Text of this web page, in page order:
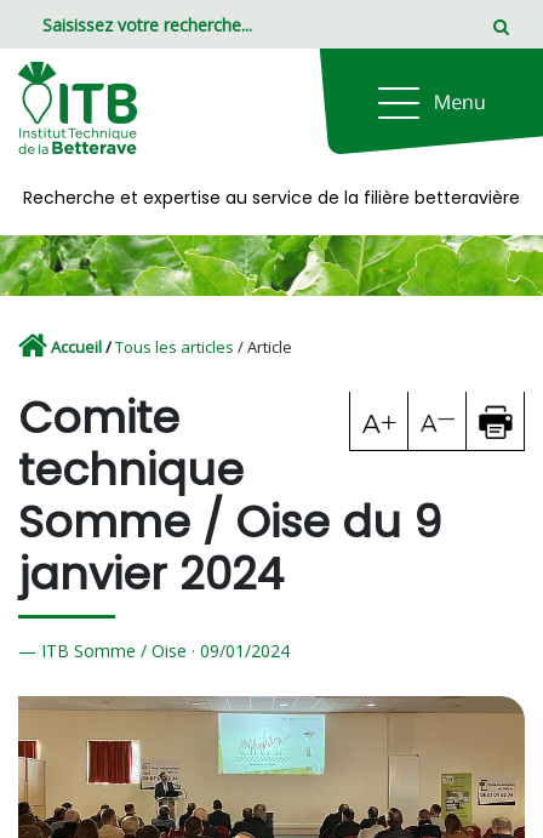
Recherche et expertise au service de la filière betteravière
Accueil/Tous les articles / Article
Comite
technique
Somme / Oise du 9
janvier 2024
ITB Somme / Oise · 09/01/2024
Panneau de gestion des cookies